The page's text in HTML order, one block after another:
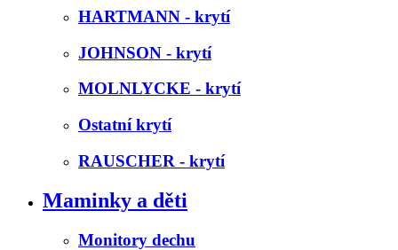
HARTMANN - krytí
JOHNSON - krytí
MOLNLYCKE - krytí
Ostatní krytí
RAUSCHER - krytí
Maminky a děti
Monitory dechu